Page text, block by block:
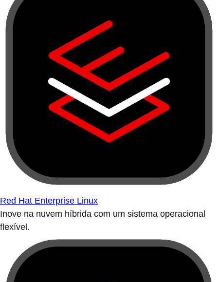
Red Hat Enterprise Linux
Inove na nuvem híbrida com um sistema operacional
flexível.